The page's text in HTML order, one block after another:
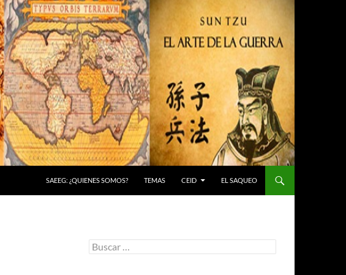
SAEEG: ¿QUIENES SOMOS? TEMAS CEID EL SAQUEO
Buscar: